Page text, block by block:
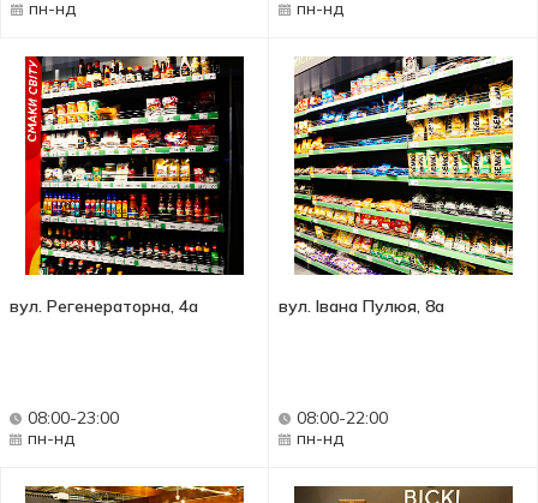
пн-нд
пн-нд
вул. Регенераторна, 4а
08:00-23:00
пн-нд
вул. Івана Пулюя, 8а
08:00-22:00
пн-нд